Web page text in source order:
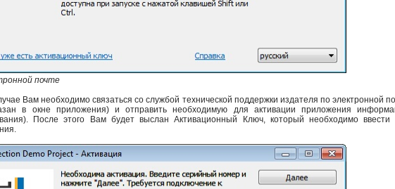
почте
Вам необходимо связаться со службой технической поддержки издателя по электронной
в окне приложения) и отправить необходимую для активации приложения
После этого Вам будет выслан Активационный Ключ, который необходимо